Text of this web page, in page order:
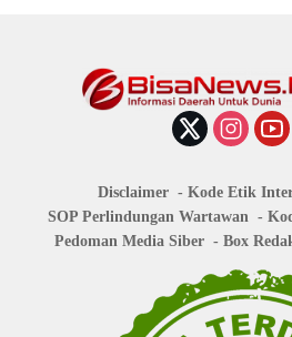
Disclaimer
Kode Etik
SOP Perlindungan Wartawan
Pedoman Media Siber
Box